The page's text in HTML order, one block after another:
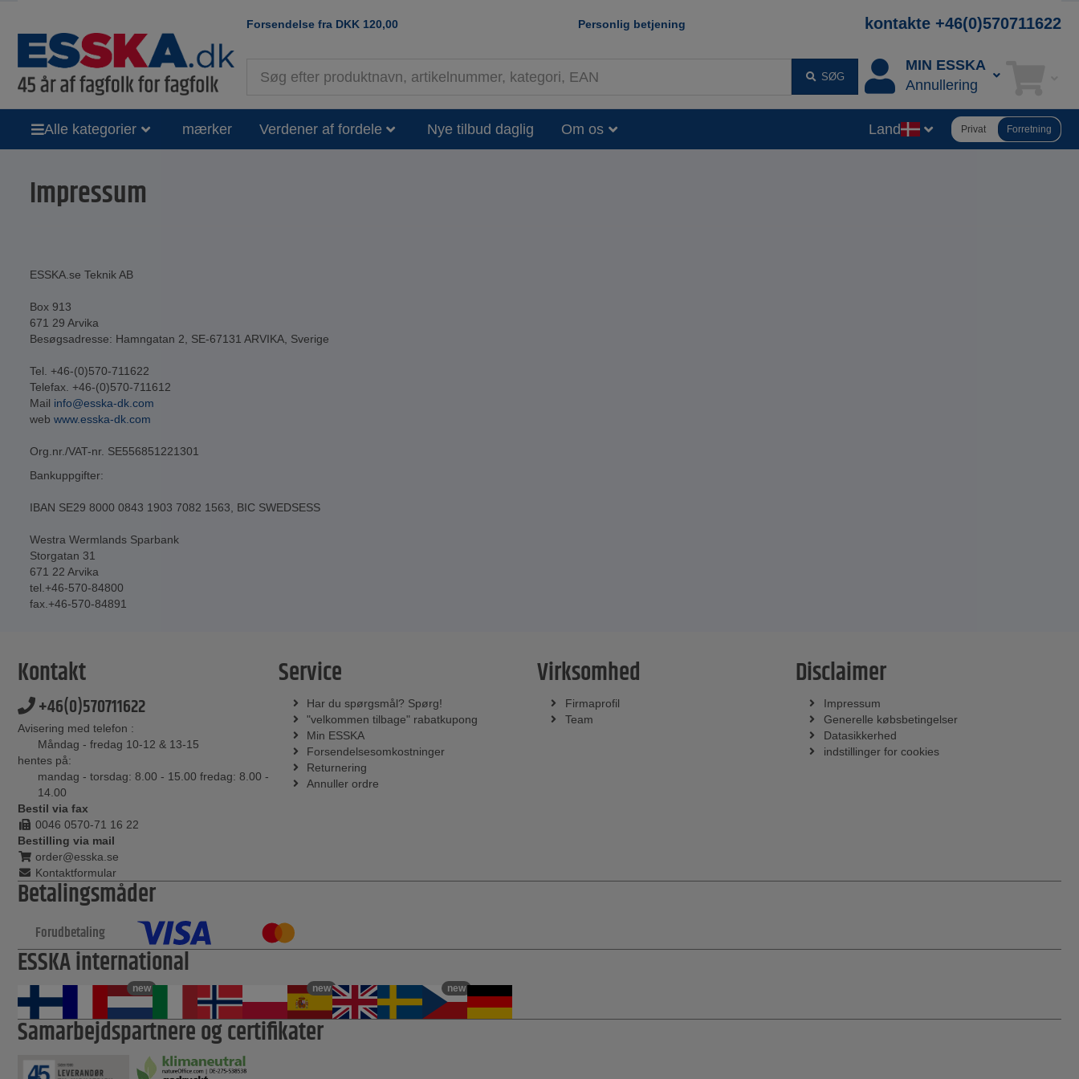
Forsendelse fra DKK 120,00 Personlig betjening kontakte +46(0)570711622
SØG
MIN ESSKA
Annullering
Alle kategorier mærker Verdener af fordele Nye tilbud daglig Om os Land Privat Forretning
Impressum
ESSKA.se Teknik AB
Box 913
671 29 Arvika
Besøgsadresse: Hamngatan 2, SE-67131 ARVIKA, Sverige
Tel. +46-(0)570-711622
Telefax. +46-(0)570-711612
Mail info@esska-dk.com
web www.esska-dk.com
Org.nr./VAT-nr. SE556851221301
Bankuppgifter:
IBAN SE29 8000 0843 1903 7082 1563, BIC SWEDSESS
Westra Wermlands Sparbank
Storgatan 31
671 22 Arvika
tel.+46-570-84800
fax.+46-570-84891
Kontakt
+46(0)570711622
Avisering med telefon :
Måndag - fredag 10-12 & 13-15
hentes på:
mandag - torsdag: 8.00 - 15.00 fredag: 8.00 -
14.00
Bestil via fax
0046 0570-71 16 22
Bestilling via mail
order@esska.se
Kontaktformular
Service
Har du spørgsmål? Spørg!
"velkommen tilbage" rabatkupong
Min ESSKA
Forsendelsesomkostninger
Returnering
Annuller ordre
Virksomhed
Firmaprofil
Team
Disclaimer
Impressum
Generelle købsbetingelser
Datasikkerhed
indstillinger for cookies
Betalingsmåder
Forudbetaling
ESSKA international
new new new
Samarbejdspartnere og certifikater